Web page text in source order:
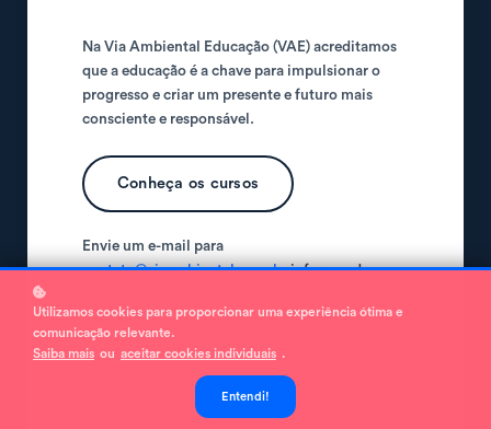
Na Via Ambiental Educação (VAE) acreditamos
que a educação é a chave para impulsionar o
progresso e criar um presente e futuro mais
consciente e responsável.
Conheça os cursos
Envie um e-mail para
contato@viaambiental.com.brinformando o
indicado.
Utilizamos cookies para proporcionar uma experiência ótima e
comunicação relevante.
Saiba mais ou aceitar cookies individuais .
Entendi!